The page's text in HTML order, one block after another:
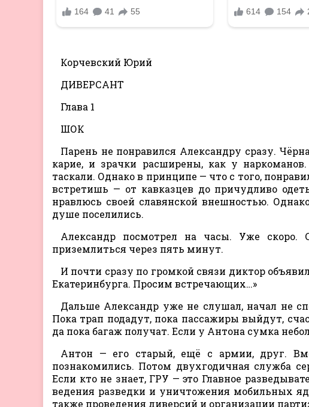
Корчевский Юрий
ДИВЕРСАНТ
Глава 1
ШОК
Парень не понравился Александру сразу.
карие, и зрачки расширены, как у
таскали. Однако в принципе — что с того,
встретишь — от кавказцев до причудливо
нравлюсь своей славянской внешностью.
душе поселились.
Александр посмотрел на часы. Уже скоро.
приземлиться через пять минут.
И почти сразу по громкой связи диктор
Екатеринбурга. Просим встречающих…»
Дальше Александр уже не слушал, начал не
Пока трап подадут, пока пассажиры выйдут,
да пока багаж получат. Если у Антона сумка
Антон — его старый, ещё с армии, друг.
познакомились. Потом двухгодичная служба
Если кто не знает, ГРУ — это Главное
ведения разведки и уничтожения мобильных
также проведения диверсий и организации